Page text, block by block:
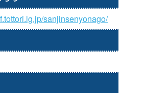
sanjinsenyonago/